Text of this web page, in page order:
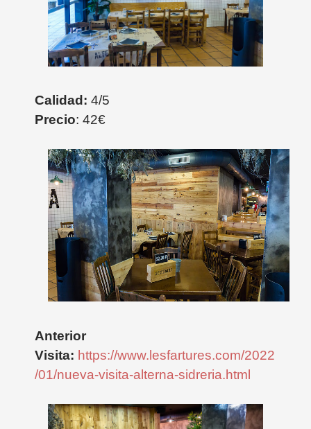
Calidad: 4/5
Precio: 42€
Anterior
Visita: https://www.lesfartures.com/2022
/01/nueva-visita-alterna-sidreria.html